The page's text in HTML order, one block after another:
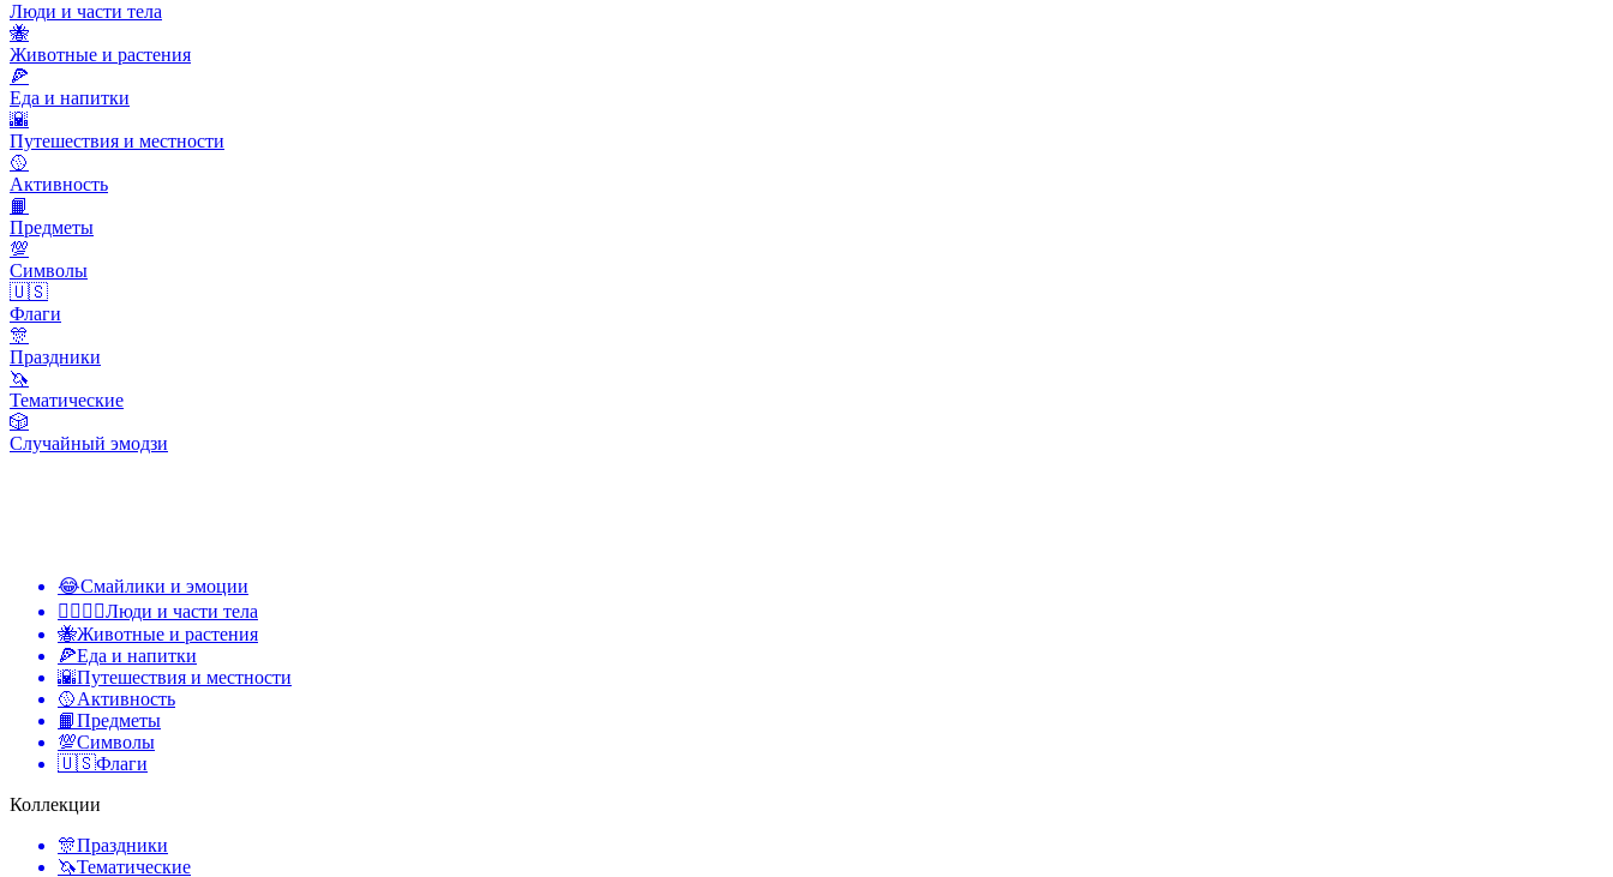
Люди и части тела
🐝
Животные и растения
🍕
Еда и напитки
🌇
Путешествия и местности
🥎
Активность
📙
Предметы
💯
Символы
🇺🇸
Флаги
🎊
Праздники
🦄
Тематические
🎲
Случайный эмодзи
😂Смайлики и эмоции
👩‍❤️‍💋‍👨Люди и части тела
🐝Животные и растения
🍕Еда и напитки
🌇Путешествия и местности
🥎Активность
📙Предметы
💯Символы
🇺🇸Флаги
Коллекции
🎊Праздники
🦄Тематические